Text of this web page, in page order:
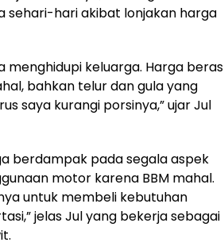
sehari-hari akibat lonjakan harga
menghidupi keluarga. Harga beras
bahkan telur dan gula yang
saya kurangi porsinya,” ujar Jul
berdampak pada segala aspek
motor karena BBM mahal.
untuk membeli kebutuhan
jelas Jul yang bekerja sebagai